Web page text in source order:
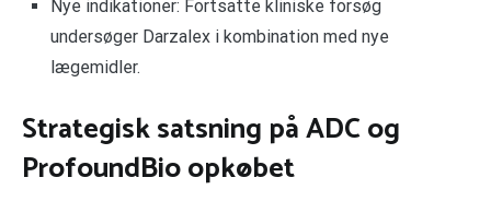
Nye indikationer: Fortsatte kliniske forsøg
undersøger Darzalex i kombination med nye
lægemidler.
Strategisk satsning på ADC og
ProfoundBio opkøbet